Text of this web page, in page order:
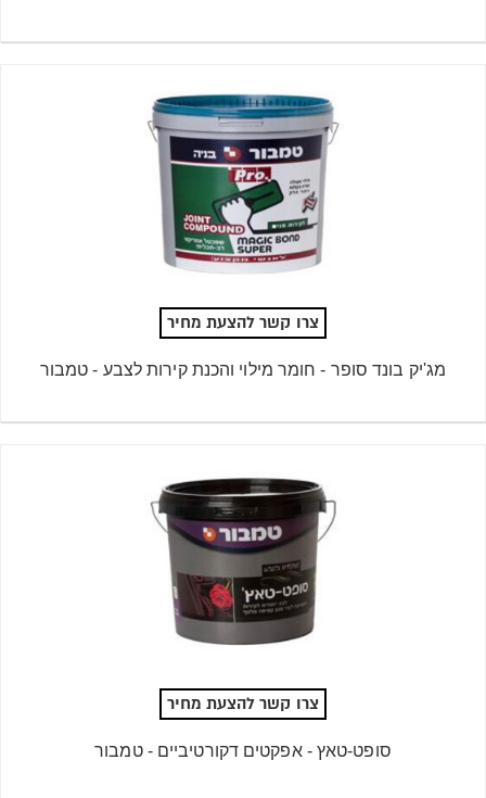
צרו קשר להצעת מחיר
מג'יק בונד סופר - חומר מילוי והכנת קירות לצבע - טמבור
צרו קשר להצעת מחיר
סופט-טאץ - אפקטים דקורטיביים - טמבור